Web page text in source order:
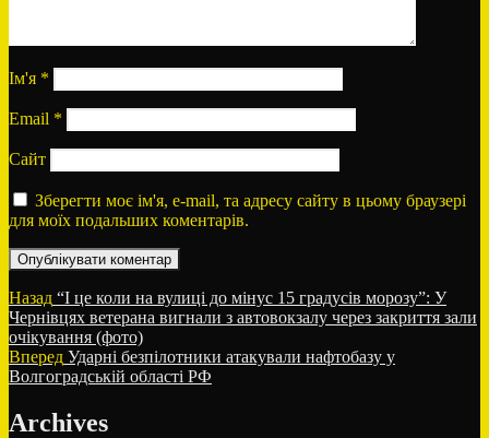
Ім'я *
Email *
Сайт
Зберегти моє ім'я, e-mail, та адресу сайту в цьому браузері
для моїх подальших коментарів.
Навігація
записів
Назад Попередній
запис:
“І це коли на вулиці до мінус 15 градусів морозу”: У
Чернівцях ветерана вигнали з автовокзалу через закриття зали
очікування (фото)
Вперед Наступний
запис:
Ударні безпілотники атакували нафтобазу у
Волгоградській області РФ
Archives